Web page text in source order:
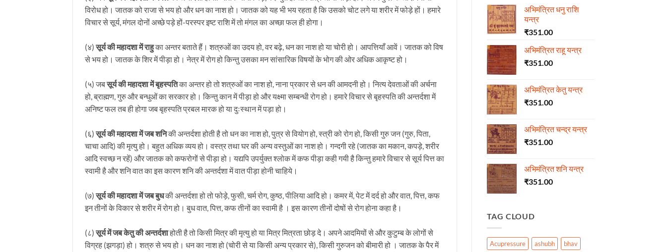
विरोध हो। जातक को राजा से भय हो और धन का नाश हो। जातक को यह भी भय रहता है कि उसको चोट लगे या शरीर में फोड़े हों। हमारे
विचार से सूर्य, मंगल दोनों अच्छे पड़े हों-परस्पर इष्ट राशि में तो मंगल का अच्छा फल ही होगा।
(४)सूर्य की महादशा में राहुका अन्तर बताते हैं। शत्रुओं का उदय हो, वर बढ़े, धन का नाश हो या चोरी हो। आपत्तियाँ आवें। जातक को विष
से भय हो। जातक के शिर में पीड़ा हो। नेत्र में रोग हो किन्तु उसका मन सांसारिक विषयों के भोग की ओर अधिक आकृष्ट हो।
(५) जबसूर्य की महादशा में बृहस्पतिका अन्तर हो तो शत्रुओं का नाश हो, नाना प्रकार से धन की आमदनी हो। नित्य देवताओं की अर्चना
हो, ब्राह्मण, गुरु और बन्धुओं का सरकार हो। किन्तु कान में पीड़ा हो और यक्ष्मा सम्बन्धी रोग हो। हमारे विचार से बृहस्पति की अन्तर्दशा में
अनिष्ट फल तब ही होगा जब बृहस्पति प्रबल मारक हो या दुःस्थान में पड़ा हो।
(६)सूर्य की महादशा में जब शनिकी अन्तर्दशा होती है तो धन का नाश हो, पुत्र से वियोग हो, स्त्री को रोग हो, किसी गुरु जन (गुरु, पिता,
चाचा आदि) की मृत्यु हो। बहुत अधिक व्यय हो। वस्त्र तथा घर की अन्य वस्तुओं का नाश हो। गन्दगी रहे (जातक का मकान, कपड़े, शरीर
आदि स्वच्छ न रहें) और जातक को कफरोगों से पीड़ा हो। यद्यपि उपर्युक्त श्लोक में कफ पीड़ा कही गयी है किन्तु हमारे विचार से सूर्य पित्त का
स्वामी है और शनि वात का इस कारण शनि की अन्तर्दशा में वात पीड़ा होनी चाहिये।
(७)सूर्य की महादशा में जब बुधकी अन्तर्दशा हो तो फोड़े, फुसी, चर्म रोग, कुष्ठ, पीलिया आदि हो। कमर में, पेट में दर्द हो और वात, पित्त, कफ
इन तीनों के विकार से शरीर में रोग हो। बुध वात, पित्त, कफ तीनों का स्वामी है । इस कारण तीनों दोषों से रोग होना कहा है।
(८)सूर्य में जब केतु की अन्तर्दशाहोती है तो किसी मित्र की मृत्यु हो या मित्र मित्रता छोड़ दे। अपने आदमियों से और कुटुम्ब के लोगों से
विग्रह (झगड़ा) हो। शत्रु से भय हो। धन का नाश हो (चोरी से या किसी अन्य प्रकार से), किसी गुरुजन को बीमारी हो । जातक के पैर में
अभिमंत्रित धनु राशि
यन्त्र
₹351.00
अभिमंत्रित राहू यन्त्र
₹351.00
अभिमंत्रित केतु यन्त्र
₹351.00
अभिमंत्रित चन्द्र यन्त्र
₹351.00
अभिमंत्रित शनि यन्त्र
₹351.00
TAG CLOUD
Acupressure ashubh
bhav